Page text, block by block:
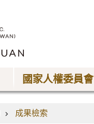
國家人權委員會
成果檢索